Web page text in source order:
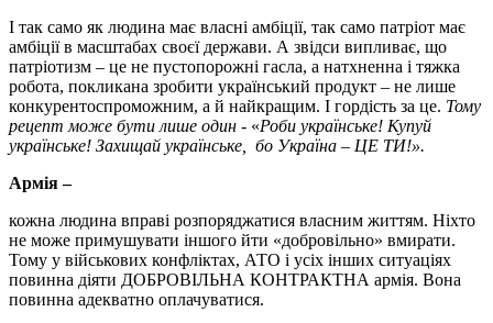
І так само як людина має власні амбіції, так само патріот має
амбіції в масштабах своєї держави. А звідси випливає, що
патріотизм – це не пустопорожні гасла, а натхненна і тяжка
робота, покликана зробити український продукт – не лише
конкурентоспроможним, а й найкращим. І гордість за це. Тому
рецепт може бути лише один - «Роби українське! Купуй
українське! Захищай українське, бо Україна – ЦЕ ТИ!».
Армія –
кожна людина вправі розпоряджатися власним життям. Ніхто
не може примушувати іншого йти «добровільно» вмирати.
Тому у військових конфліктах, АТО і усіх інших ситуаціях
повинна діяти ДОБРОВІЛЬНА КОНТРАКТНА армія. Вона
повинна адекватно оплачуватися.